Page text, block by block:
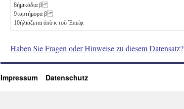
8ἡμικάδια β
9ταρτήμορα β
10ἡλιάζεται ἀπὸ κ τοῦ Ἐπείφ.
Haben Sie Fragen oder Hinweise zu diesem Datensatz?
Impressum Datenschutz